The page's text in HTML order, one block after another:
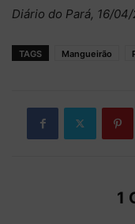
Diário do Pará, 16/
TAGS Mangueirão
1